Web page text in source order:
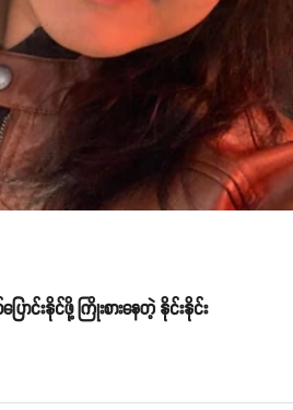
ာင်းနိုင်ဖို့ ကြိုးစားနေတဲ့ နိုင်းနိုင်း